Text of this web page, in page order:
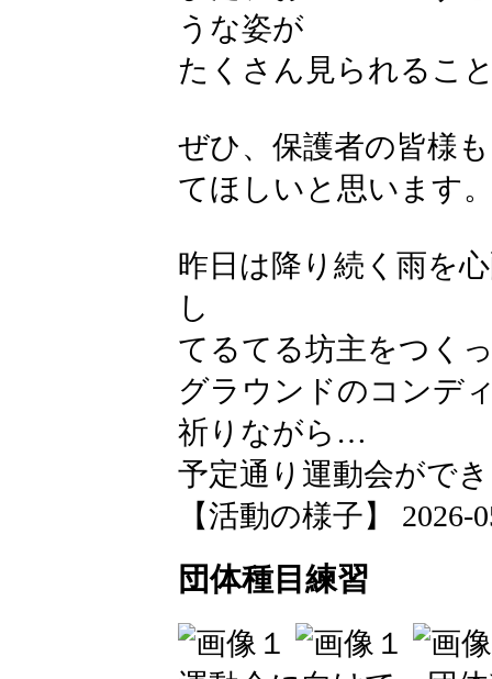
うな姿が
たくさん見られるこ
ぜひ、保護者の皆様
てほしいと思います
昨日は降り続く雨を
し
てるてる坊主をつく
グラウンドのコンデ
祈りながら…
予定通り運動会がで
【活動の様子】 2026-
団体種目練習